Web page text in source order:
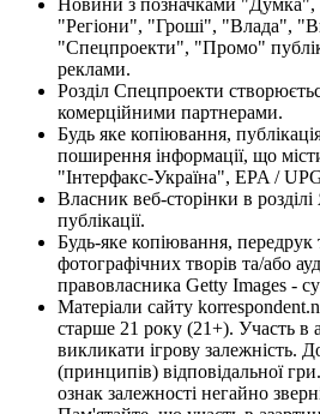
"Регіони", "Гроші", "Влада",
"Спецпроекти", "Промо"
реклами.
Розділ Спецпроекти
комерційними партнерами.
Будь яке копіювання,
поширення інформації, що
"Інтерфакс-Україна", EPA /
Власник веб-сторінки в
публікації.
Будь-яке копіювання, передрук
фотографічних творів та/або
правовласника Getty Images -
Матеріали сайту
старше 21 року (21+). Участь в
викликати ігрову залежність.
(принципів) відповідальної
ознак залежності негайно